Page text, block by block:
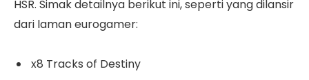
HSR. Simak detailnya berikut ini, seperti yang dilansir
dari laman eurogamer:
x8 Tracks of Destiny